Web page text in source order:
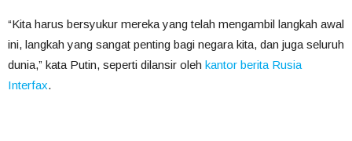
“Kita harus bersyukur mereka yang telah mengambil langkah awal
ini, langkah yang sangat penting bagi negara kita, dan juga seluruh
dunia,” kata Putin, seperti dilansir oleh kantor berita Rusia
Interfax.